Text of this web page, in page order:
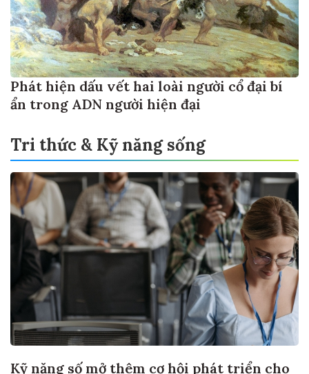
Phát hiện dấu vết hai loài người cổ đại bí
ẩn trong ADN người hiện đại
Tri thức & Kỹ năng sống
Kỹ năng số mở thêm cơ hội phát triển cho